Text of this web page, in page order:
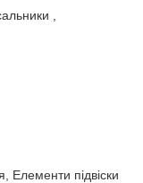
,
Елементи підвіски